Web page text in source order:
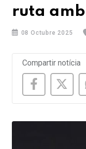
ruta
08 Octubre 2025
Compartir notícia